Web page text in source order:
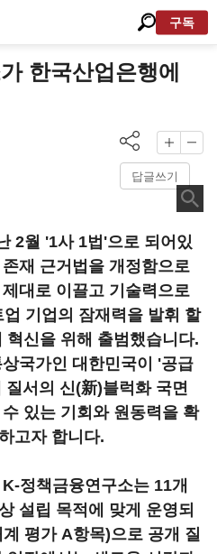
구독
한국산업은행에
답글쓰기
2월 '1사 1법'으로 되어있
재 근거법을 개정함으로
대로 이끌고 기술력으로
업 기업의 잠재력을 발휘 할
혁신을 위해 출범했습니다.
국가인 대한민국이 '공급
서의 신(新)블럭화 국면
있는 기회와 원동력을 확
고자 합니다.
정책금융연구소는 11개
설립 목적에 맞게 운영되
평가 A항목)으로 공개 질